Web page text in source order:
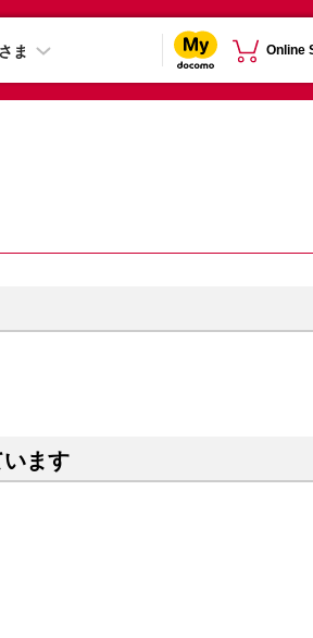
ま Online
ます